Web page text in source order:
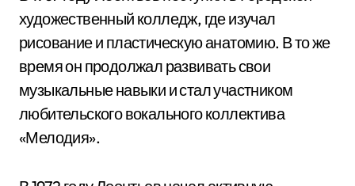
художественный колледж, где изучал
рисование и пластическую анатомию. В то же
время он продолжал развивать свои
музыкальные навыки и стал участником
любительского вокального коллектива
«Мелодия».